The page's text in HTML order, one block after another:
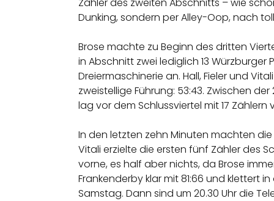
Dunking, sondern per Alley-Oop, nach
Brose machte zu Beginn des dritten
in Abschnitt zwei lediglich 13
Dreiermaschinerie an. Hall, Fieler und
zweistellige Führung: 53:43. Zwischen
lag vor dem Schlussviertel mit 17 Zählern
In den letzten zehn Minuten machten
Vitali erzielte die ersten fünf Zähler des
vorne, es half aber nichts, da Brose
Frankenderby klar mit 81:66 und klettert
Samstag. Dann sind um 20.30 Uhr die